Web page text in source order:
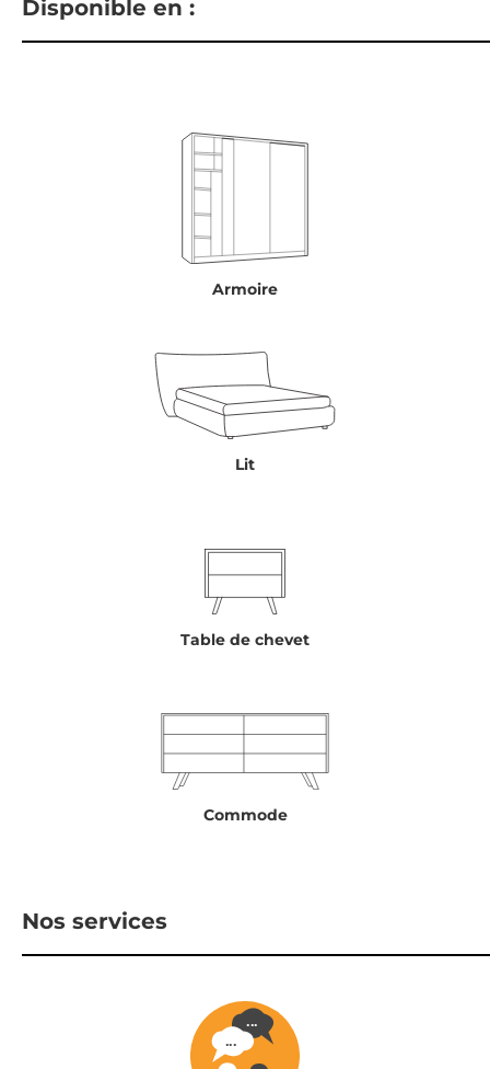
Disponible en :
Armoire
Lit
Table de chevet
Commode
Nos services